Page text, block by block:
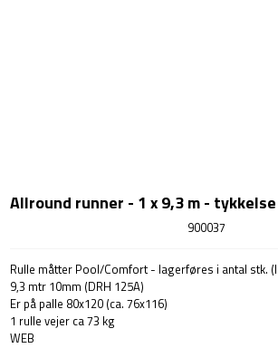
Allround runner - 1 x 9,3 m -
900037
Rulle måtter Pool/Comfort - lagerføres i antal stk.
9,3 mtr 10mm (DRH 125A)
Er på palle 80x120 (ca. 76x116)
1 rulle vejer ca 73 kg
WEB